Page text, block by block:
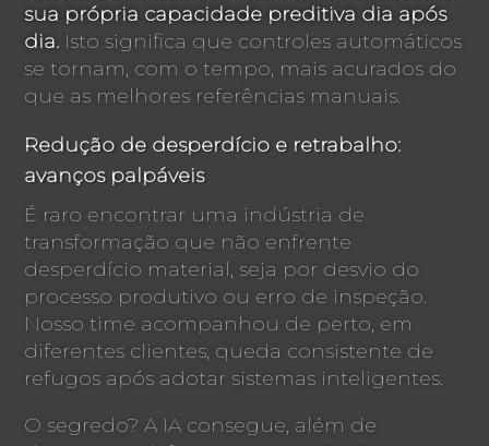
sua própria capacidade preditiva dia após
dia. Isto significa que controles automáticos
se tornam, com o tempo, mais acurados do
que as melhores referências manuais.
Redução de desperdício e retrabalho:
avanços palpáveis
É raro encontrar uma indústria de
transformação que não enfrente
desperdício material, seja por desvio do
processo produtivo ou erro de inspeção.
Nosso time acompanhou de perto, em
diferentes clientes, queda consistente de
refugos após adotar sistemas inteligentes.
O segredo? A IA consegue, além de